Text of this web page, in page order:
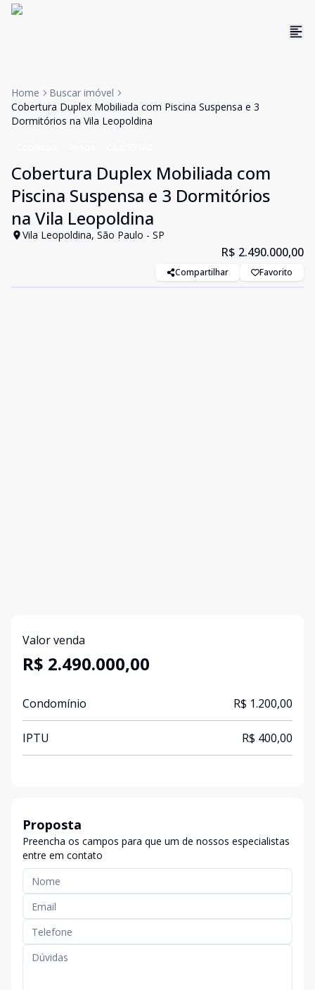
Home
Buscar imóvel
Cobertura Duplex Mobiliada com Piscina Suspensa e 3
Dormitórios na Vila Leopoldina
Cobertura Duplex Mobiliada com
Piscina Suspensa e 3 Dormitórios
na Vila Leopoldina
Vila Leopoldina, São Paulo - SP
R$ 2.490.000,00
Compartilhar Favorito
Valor venda
R$ 2.490.000,00
Condomínio R$ 1.200,00
IPTU R$ 400,00
Proposta
Preencha os campos para que um de nossos especialistas
entre em contato